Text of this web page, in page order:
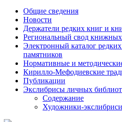
Общие сведения
Новости
Держатели редких книг и
Региональный свод
Электронный каталог
памятников
Нормативные и
Кирилло-Мефодиевские
Публикации
Экслибрисы личных
Содержание
Художники-